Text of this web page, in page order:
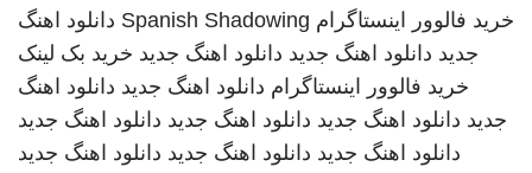
خرید فالوور اینستاگرام Spanish Shadowing دانلود اهنگ
جدید دانلود اهنگ جدید دانلود اهنگ جدید خرید بک لینک
خرید فالوور اینستاگرام دانلود اهنگ جدید دانلود اهنگ
جدید دانلود اهنگ جدید دانلود اهنگ جدید دانلود اهنگ جدید
دانلود اهنگ جدید دانلود اهنگ جدید دانلود اهنگ جدید